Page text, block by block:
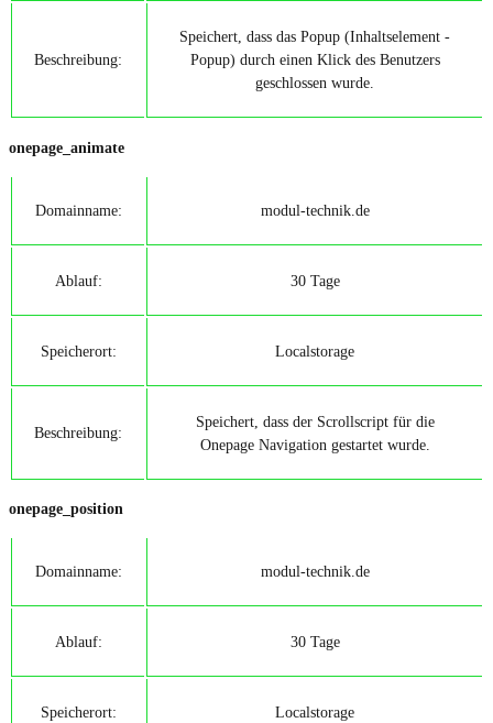
Beschreibung:
Speichert, dass das Popup (Inhaltselement -
Popup) durch einen Klick des Benutzers
geschlossen wurde.
onepage_animate
Domainname: modul-technik.de
Ablauf: 30 Tage
Speicherort: Localstorage
Beschreibung:
Speichert, dass der Scrollscript für die
Onepage Navigation gestartet wurde.
onepage_position
Domainname: modul-technik.de
Ablauf: 30 Tage
Speicherort: Localstorage